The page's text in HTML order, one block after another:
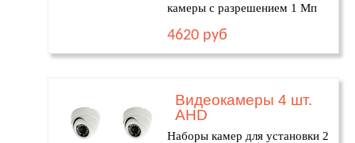
камеры с разрешением 1 Мп
4620 руб
Видеокамеры 4 шт.
AHD
Наборы камер для установки 2